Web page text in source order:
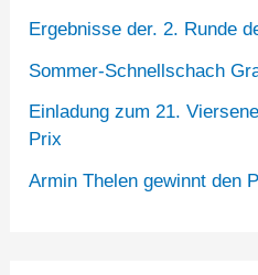
Ergebnisse der. 2. Runde
Sommer-Schnellschach
Einladung zum 21.
Prix
Armin Thelen gewinnt den